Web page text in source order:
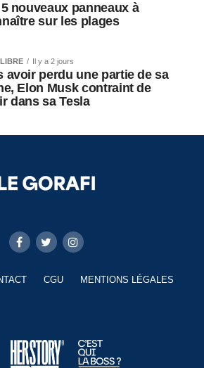
5 nouveaux panneaux à
sur les plages
Il y a 2 jours
avoir perdu une partie de sa
Elon Musk contraint de
dans sa Tesla
CGU MENTIONS LÉGALES